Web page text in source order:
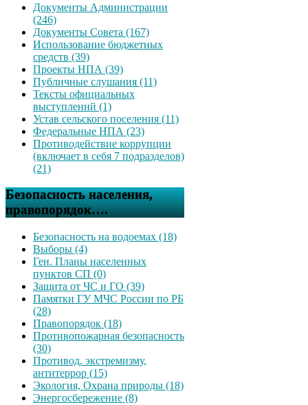
Документы Администрации
(246)
Документы Совета (167)
Использование бюджетных
средств (39)
Проекты НПА (39)
Публичные слушания (11)
Тексты официальных
выступлений (1)
Устав сельского поселения (11)
Федеральные НПА (23)
Противодействие коррупции
(включает в себя 7 подразделов)
(21)
Безопасность населения,
правопорядок….
Безопасность на водоемах (18)
Выборы (4)
Ген. Планы населенных
пунктов СП (0)
Защита от ЧС и ГО (39)
Памятки ГУ МЧС России по РБ
(28)
Правопорядок (18)
Противопожарная безопасность
(30)
Противод. экстремизму,
антитеррор (15)
Экология, Охрана природы (18)
Энергосбережение (8)